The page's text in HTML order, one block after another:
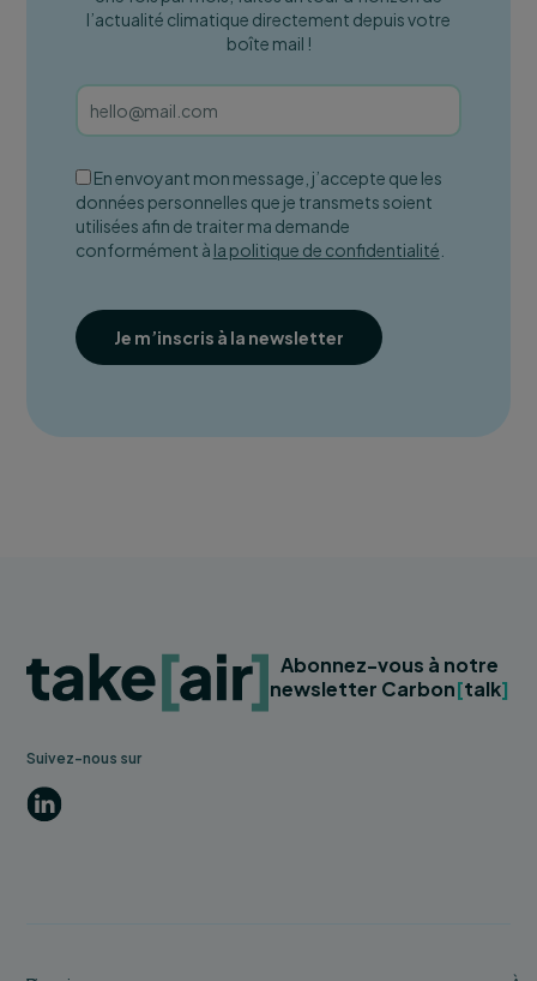
l’actualité climatique directement depuis votre
boîte mail !
En envoyant mon message, j’accepte que les
données personnelles que je transmets soient
utilisées afin de traiter ma demande
conformément à la politique de confidentialité
Je m’inscris à la newsletter
Suivez-nous sur
LinkedIn
Abonnez-vous à notre
newsletter Carbon[talk]